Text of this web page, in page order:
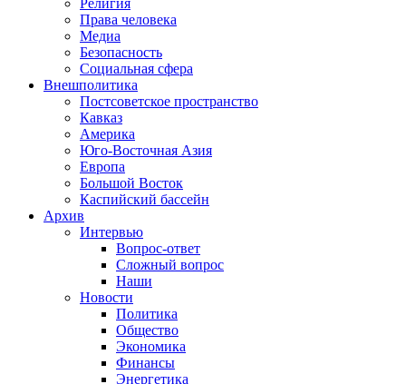
Религия
Права человека
Медиа
Безопасность
Социальная сфера
Внешполитика
Постсоветское пространство
Кавказ
Америка
Юго-Восточная Азия
Европа
Большой Восток
Каспийский бассейн
Архив
Интервью
Вопрос-ответ
Сложный вопрос
Наши
Новости
Политика
Общество
Экономика
Финансы
Энергетика